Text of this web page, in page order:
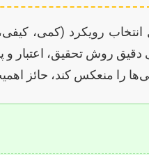
رویکرد (کمی، کیفی،
روش تحقیق، اعتبار و
را منعکس کند، حائز